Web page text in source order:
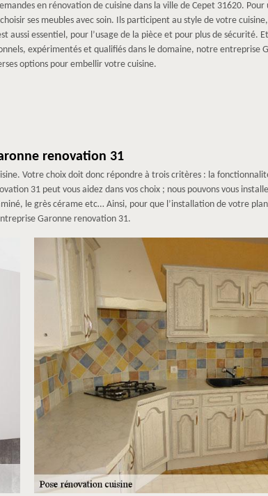
en rénovation de cuisine dans la ville de Cepet 31620.
ses meubles avec soin. Ils participent au style de votre
aussi essentiel, pour l’usage de la pièce et pour plus de sécurité.
expérimentés et qualifiés dans le domaine, notre entreprise
options pour embellir votre cuisine.
renovation 31
Votre choix doit donc répondre à trois critères : la
31 peut vous aidez dans vos choix ; nous pouvons vous
le grès cérame etc… Ainsi, pour que l’installation de votre
Garonne renovation 31.